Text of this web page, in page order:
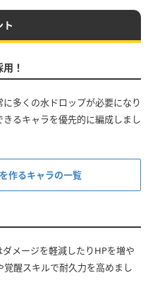
ト
！
多くの水ドロップが必要になり
るキャラを優先的に編成しまし
作るキャラの一覧
メージを軽減したりHPを増や
醒スキルで耐久力を高めまし